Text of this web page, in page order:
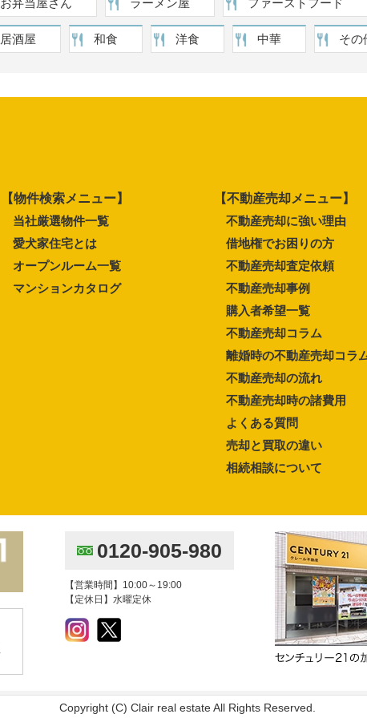
居酒屋 和食 洋食 中華 その
【物件検索メニュー】
当社厳選物件一覧
愛犬家住宅とは
オープンルーム一覧
マンションカタログ
【不動産売却メニュー】
不動産売却に強い理由
借地権でお困りの方
不動産売却査定依頼
不動産売却事例
購入者希望一覧
不動産売却コラム
離婚時の不動産売却コラ
不動産売却の流れ
不動産売却時の諸費用
よくある質問
売却と買取の違い
相続相談について
0120-905-980
【営業時間】10:00～19:00
【定休日】水曜定休
Copyright (C) Clair real estate All Rights Reserved.